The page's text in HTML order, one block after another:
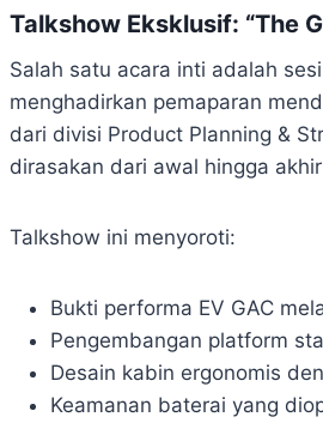
Talkshow Eksklusif: “The
Salah satu acara inti adalah
menghadirkan pemaparan
dari divisi Product Planning &
dirasakan dari awal hingga
Talkshow ini menyoroti:
Bukti performa EV GAC
Pengembangan platform
Desain kabin ergonomis
Keamanan baterai yang